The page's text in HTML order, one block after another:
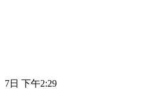
7日 下午2:29